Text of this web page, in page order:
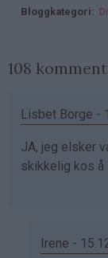
Bloggkategori
108
Lisbet Borge -
JA, jeg elsker
skikkelig kos å
Irene -